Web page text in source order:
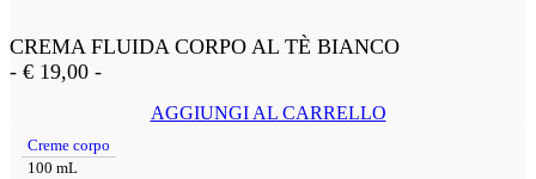
CREMA FLUIDA CORPO AL TÈ BIANCO
- € 19,00 -
AGGIUNGI AL CARRELLO
Creme corpo
100 mL